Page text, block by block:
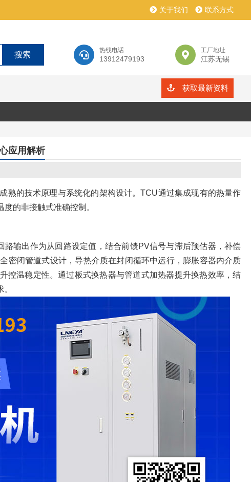
关于我们 联系方式
热线电话
13912479193
工厂地址
江苏无锡
获取最新资料
应用解析
熟的技术原理与系统化的架构设计。TCU通过集成现有的热量作
的非接触式准确控制。
输出作为从回路设定值，结合前馈PV信号与滞后预估器，补偿
密闭管道式设计，导热介质在封闭循环中运行，膨胀容器内介质
控温稳定性。通过板式换热器与管道式加热器提升换热效率，结